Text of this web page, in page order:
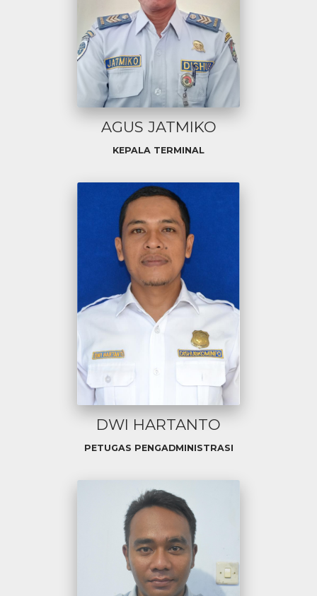
AGUS JATMIKO
KEPALA TERMINAL
DWI HARTANTO
PETUGAS PENGADMINISTRASI